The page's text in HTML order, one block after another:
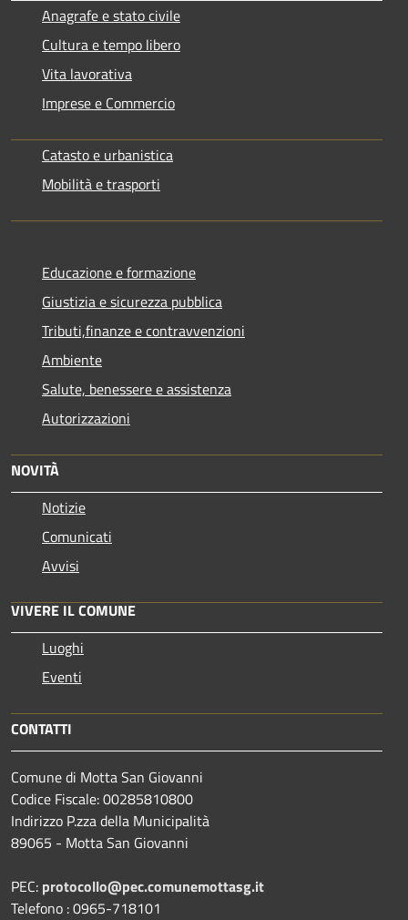
Anagrafe e stato civile
Cultura e tempo libero
Vita lavorativa
Imprese e Commercio
Catasto e urbanistica
Mobilità e trasporti
Educazione e formazione
Giustizia e sicurezza pubblica
Tributi,finanze e contravvenzioni
Ambiente
Salute, benessere e assistenza
Autorizzazioni
NOVITÀ
Notizie
Comunicati
Avvisi
VIVERE IL COMUNE
Luoghi
Eventi
CONTATTI
Comune di Motta San Giovanni
Codice Fiscale: 00285810800
Indirizzo P.zza della Municipalità
89065 - Motta San Giovanni
PEC: protocollo@pec.comunemottasg.it
Telefono : 0965-718101